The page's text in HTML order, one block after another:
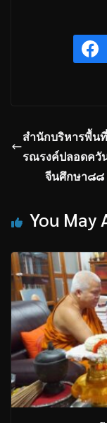
สำนักบริหารพื้น
รณรงค์ปลอดควั
จีนศึกษา๘๘
You May